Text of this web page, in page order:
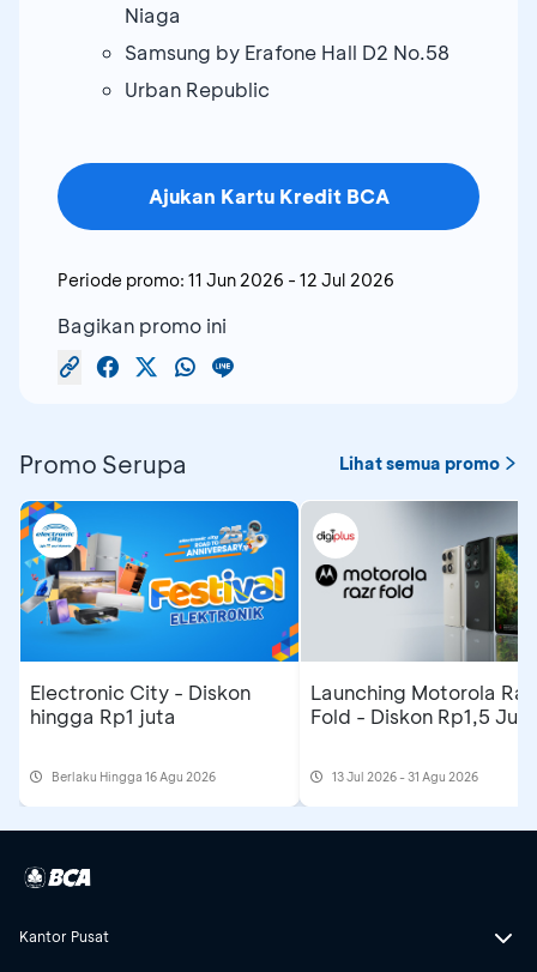
Niaga
Samsung by Erafone Hall D2 No.58
Urban Republic
Ajukan Kartu Kredit BCA
Periode promo: 11 Jun 2026 - 12 Jul 2026
Bagikan promo ini
Promo Serupa Lihat semua promo
Electronic City - Diskon
hingga Rp1 juta
Berlaku Hingga 16 Agu 2026
Launching Motorola
Fold - Diskon Rp1,5 Juta
13 Jul 2026 - 31 Agu 2026
Kantor Pusat